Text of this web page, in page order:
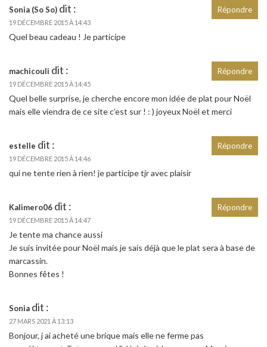
Sonia (So So) dit :
19 DÉCEMBRE 2015 À 14:43
Quel beau cadeau ! Je participe
Répondre
machicouli dit :
19 DÉCEMBRE 2015 À 14:45
Quel belle surprise, je cherche encore mon idée de plat pour Noël
mais elle viendra de ce site c’est sur ! : ) joyeux Noël et merci
Répondre
estelle dit :
19 DÉCEMBRE 2015 À 14:46
qui ne tente rien à rien! je participe tjr avec plaisir
Répondre
Kalimero06 dit :
19 DÉCEMBRE 2015 À 14:47
Je tente ma chance aussi
Je suis invitée pour Noël mais je sais déjà que le plat sera à base de
marcassin.
Bonnes fêtes !
Répondre
Sonia dit :
27 MARS 2021 À 13:13
Bonjour, j ai acheté une brique mais elle ne ferme pas